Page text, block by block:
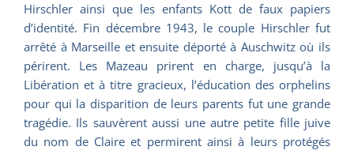
Hirschler ainsi que les enfants Kott de faux papiers
d’identité. Fin décembre 1943, le couple Hirschler fut
arrêté à Marseille et ensuite déporté à Auschwitz où ils
périrent. Les Mazeau prirent en charge, jusqu’à la
Libération et à titre gracieux, l’éducation des orphelins
pour qui la disparition de leurs parents fut une grande
tragédie. Ils sauvèrent aussi une autre petite fille juive
du nom de Claire et permirent ainsi à leurs protégés